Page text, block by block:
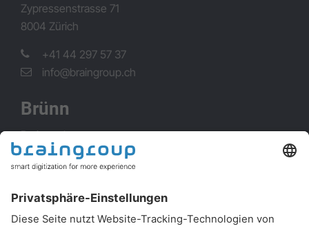
Zypressenstrasse 71
8004 Zürich
+41 44 297 57 37
info@braingroup.ch
Brünn
Brainpool s.r.o.
Okružní 732/5
63800 Brno
+420 548 221 100
info@brainpool.cz